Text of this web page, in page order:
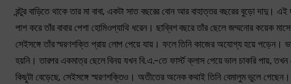
রন্টুর বাড়িতে থাকে তার মা বাবা, একটা সাত বছরের বোন আর বাহাত্তর বছরের বুড়ো দাদু।
পাশ করে তাঁর বাবার পেশা হোমিওপ্যাথি ধরেন। ছাব্বিশ বছরে তাঁর ছেলে জম্মনোর কয়েক
সেইসঙ্গে তাঁর স্মরণশক্তি প্রায় লোপ পেয়ে যায়। ফলে তিনি কাজের অযোগ্য হয়ে পড়েন।
হয়নি। তারপর একমাত্র ছেলে বিনয় যখন বি.এ.-তে ফার্স্ট ক্লাস পেয়ে ভাল চাকরি পায়,
কিছুটা বেড়েছে, সেইসঙ্গে স্মরণশক্তিও। অতীতের অনেক কথাই তিনি বেমালুম ভুলে